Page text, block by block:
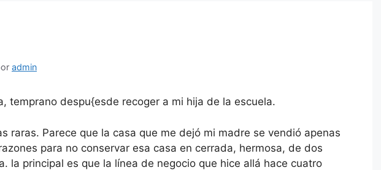
admin
temprano despu{esde recoger a mi hija de la escuela.
raras. Parece que la casa que me dejó mi madre se vendió apenas
para no conservar esa casa en cerrada, hermosa, de dos
la principal es que la línea de negocio que hice allá hace cuatro